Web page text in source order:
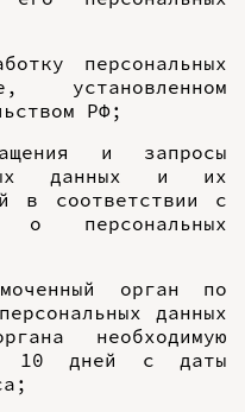
персональных
РФ;
и запросы
данных и их
в соответствии с
о персональных
орган по
данных
необходимую
10 дней с даты